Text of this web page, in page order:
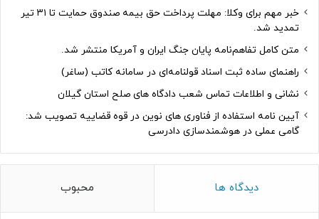
خبر مهم برای وکلا: مهلت پرداخت حق بیمه صندوق حمایت تا ۳۱ تیر
تمدید شد.
متن کامل تفاهم‌نامه پایان جنگ ایران و آمریکا منتشر شد.
راهنمای ساده ثبت اسناد قولنامه‌ای در سامانه کاتب (ساغر)
نشانی و اطلاعات تماس شعب دادگاه های صلح استان گیلان
آیین نامه استفاده از فناوری های نوین در قوه قضاییه تصویب شد:
گامی عملی در هوشمندسازی دادرسی
دیدگاه ها محبوب